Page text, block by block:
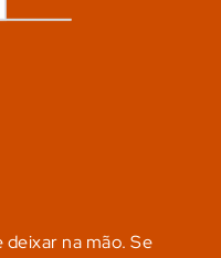
deixar na mão. Se